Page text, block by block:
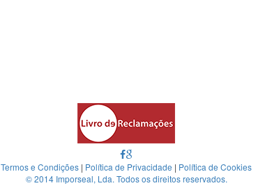
Termos e Condições | Política de Privacidade | Política de Cookies
© 2014 Imporseal, Lda. Todos os direitos reservados.